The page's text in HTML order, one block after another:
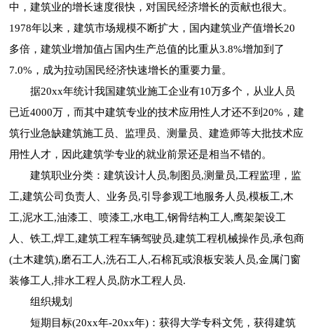
中，建筑业的增长速度很快，对国民经济增长的贡献也很大。
1978年以来，建筑市场规模不断扩大，国内建筑业产值增长20
多倍，建筑业增加值占国内生产总值的比重从3.8%增加到了
7.0%，成为拉动国民经济快速增长的重要力量。
据20xx年统计我国建筑业施工企业有10万多个，从业人员
已近4000万，而其中建筑专业的技术应用性人才还不到20%，建
筑行业急缺建筑施工员、监理员、测量员、建造师等大批技术应
用性人才，因此建筑学专业的就业前景还是相当不错的。
建筑职业分类：建筑设计人员,制图员,测量员,工程监理，监
工,建筑公司负责人、业务员,引导参观工地服务人员,模板工,木
工,泥水工,油漆工、喷漆工,水电工,钢骨结构工人,鹰架架设工
人、铁工,焊工,建筑工程车辆驾驶员,建筑工程机械操作员,承包商
(土木建筑),磨石工人,洗石工人,石棉瓦或浪板安装人员,金属门窗
装修工人,排水工程人员,防水工程人员.
组织规划
短期目标(20xx年-20xx年)：获得大学专科文凭，获得建筑